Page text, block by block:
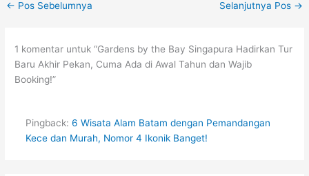
← Pos Sebelumnya Selanjutnya Pos →
1 komentar untuk “Gardens by the Bay Singapura Hadirkan Tur
Baru Akhir Pekan, Cuma Ada di Awal Tahun dan Wajib
Booking!”
Pingback: 6 Wisata Alam Batam dengan Pemandangan
Kece dan Murah, Nomor 4 Ikonik Banget!